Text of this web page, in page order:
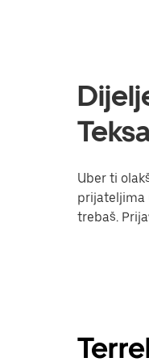
Uber ti
prijateljima
trebaš.